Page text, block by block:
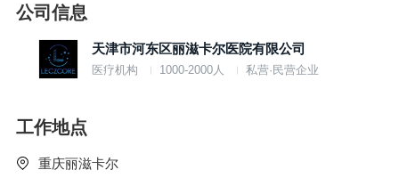
1、大专以上学历，高度认可企业文化及经营战略，能接受快节
奏的工作状态；
2、有大健康或细胞医疗等渠道资源，有销售经营及团队管理经
思维能力强；
4、以身作则、成人达己，有目标有方法，努力实现团队价值及
公司信息
天津市河东区丽滋卡尔医院有限公司
医疗机构 1000-2000人 私营·民营企业
工作地点
重庆丽滋卡尔